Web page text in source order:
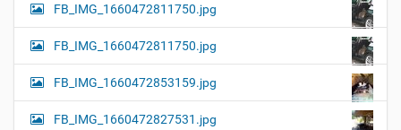
FB_IMG_1660472811750.jpg
FB_IMG_1660472811750.jpg
FB_IMG_1660472853159.jpg
FB_IMG_1660472827531.jpg